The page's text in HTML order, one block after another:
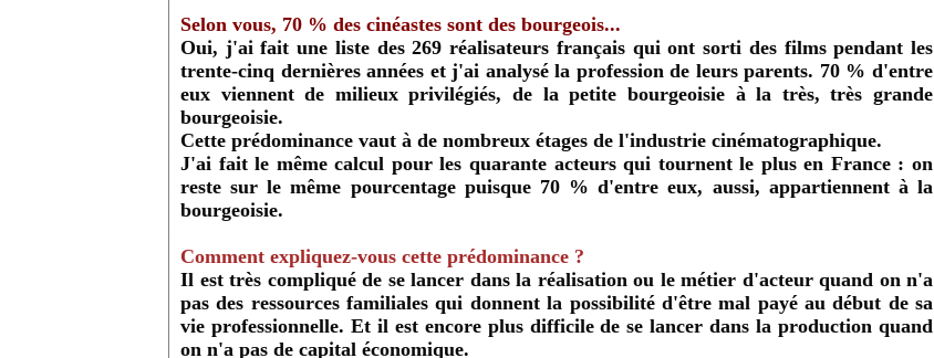
Selon vous, 70 % des cinéastes sont des bourgeois...
Oui, j'ai fait une liste des 269 réalisateurs français qui ont sorti des films pendant les
trente-cinq dernières années et j'ai analysé la profession de leurs parents. 70 % d'entre
eux viennent de milieux privilégiés, de la petite bourgeoisie à la très, très grande
bourgeoisie.
Cette prédominance vaut à de nombreux étages de l'industrie cinématographique.
J'ai fait le même calcul pour les quarante acteurs qui tournent le plus en France : on
reste sur le même pourcentage puisque 70 % d'entre eux, aussi, appartiennent à la
bourgeoisie.
Comment expliquez-vous cette prédominance ?
Il est très compliqué de se lancer dans la réalisation ou le métier d'acteur quand on n'a
pas des ressources familiales qui donnent la possibilité d'être mal payé au début de sa
vie professionnelle. Et il est encore plus difficile de se lancer dans la production quand
on n'a pas de capital économique.